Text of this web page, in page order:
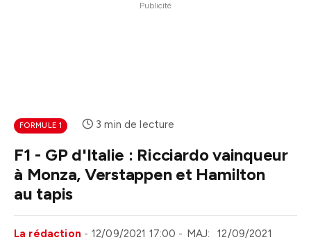
Publicité
FORMULE 1 3 min de lecture
F1 - GP d'Italie : Ricciardo vainqueur
à Monza, Verstappen et Hamilton
au tapis
La rédaction 12/09/2021 17:00 MAJ:
12/09/2021